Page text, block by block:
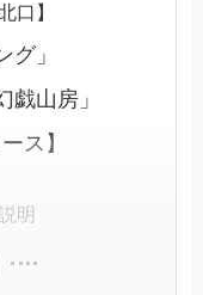
口】
」
山房」
ス】
明